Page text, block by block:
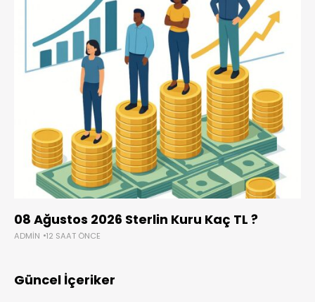
08 Ağustos 2026 Sterlin Kuru Kaç TL ?
ADMIN 12 SAAT ÖNCE
Güncel İçeriker